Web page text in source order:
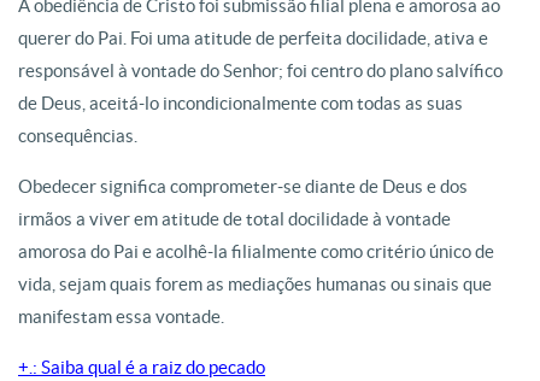
A obediência de Cristo foi submissão filial plena e amorosa ao
querer do Pai. Foi uma atitude de perfeita docilidade, ativa e
responsável à vontade do Senhor; foi centro do plano salvífico
de Deus, aceitá-lo incondicionalmente com todas as suas
consequências.
Obedecer significa comprometer-se diante de Deus e dos
irmãos a viver em atitude de total docilidade à vontade
amorosa do Pai e acolhê-la filialmente como critério único de
vida, sejam quais forem as mediações humanas ou sinais que
manifestam essa vontade.
+.: Saiba qual é a raiz do pecado